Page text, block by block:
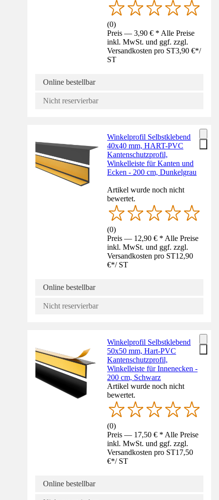
(0)
Preis — 3,90 € * Alle Preise
inkl. MwSt. und ggf. zzgl.
Versandkosten pro ST3,90 €*/
ST
Online bestellbar
Nicht reservierbar
Winkelprofil Selbstklebend
40x40 mm, HART-PVC
Kantenschutzprofil,
Winkelleiste für Kanten und
Ecken - 200 cm, Dunkelgrau
Artikel wurde noch nicht
bewertet.
(0)
Preis — 12,90 € * Alle Preise
inkl. MwSt. und ggf. zzgl.
Versandkosten pro ST12,90
€*/ ST
Online bestellbar
Nicht reservierbar
Winkelprofil Selbstklebend
50x50 mm, Hart-PVC
Kantenschutzprofil,
Winkelleiste für Innenecken -
200 cm, Schwarz
Artikel wurde noch nicht
bewertet.
(0)
Preis — 17,50 € * Alle Preise
inkl. MwSt. und ggf. zzgl.
Versandkosten pro ST17,50
€*/ ST
Online bestellbar